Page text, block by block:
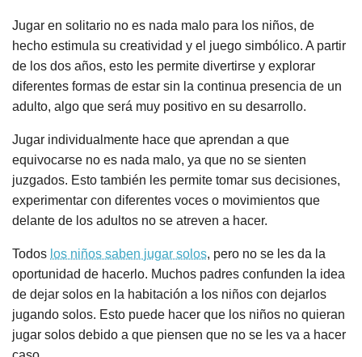
Jugar en solitario no es nada malo para los niños, de
hecho estimula su creatividad y el juego simbólico. A partir
de los dos años, esto les permite divertirse y explorar
diferentes formas de estar sin la continua presencia de un
adulto, algo que será muy positivo en su desarrollo.
Jugar individualmente hace que aprendan a que
equivocarse no es nada malo, ya que no se sienten
juzgados. Esto también les permite tomar sus decisiones,
experimentar con diferentes voces o movimientos que
delante de los adultos no se atreven a hacer.
Todos los niños saben jugar solos, pero no se les da la
oportunidad de hacerlo. Muchos padres confunden la idea
de dejar solos en la habitación a los niños con dejarlos
jugando solos. Esto puede hacer que los niños no quieran
jugar solos debido a que piensen que no se les va a hacer